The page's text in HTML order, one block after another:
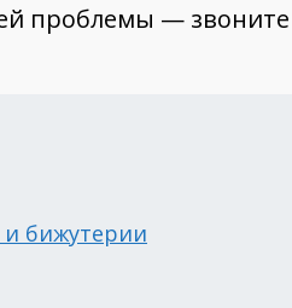
проблемы —
бижутерии